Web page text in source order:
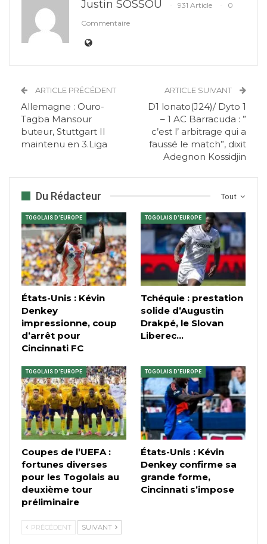
Justin SOSSOU 931 Article
0
Commentaire
ARTICLE PRÉCÉDENT
Allemagne : Ouro-
Tagba Mansour
buteur, Stuttgart II
maintenu en 3.Liga
ARTICLE SUIVANT
D1 lonato(J24)/ Dyto 1
– 1 AC Barracuda : ”
c’est l’ arbitrage qui a
faussé le match”, dixit
Adegnon Kossidjin
Tout
Du Rédacteur
TOGOLAIS D'EUROPE
États-Unis : Kévin
Denkey
impressionne, coup
d’arrêt pour
Cincinnati FC
TOGOLAIS D'EUROPE
Tchéquie : prestation
solide d’Augustin
Drakpé, le Slovan
Liberec…
TOGOLAIS D'EUROPE
Coupes de l’UEFA :
fortunes diverses
pour les Togolais au
deuxième tour
préliminaire
TOGOLAIS D'EUROPE
États-Unis : Kévin
Denkey confirme sa
grande forme,
Cincinnati s’impose
PRÉCÉDENT SUIVANT